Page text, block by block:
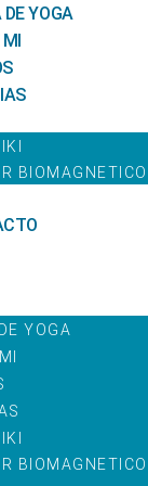
YOGA
MI
BIOMAGNETICO
YOGA
BIOMAGNETICO